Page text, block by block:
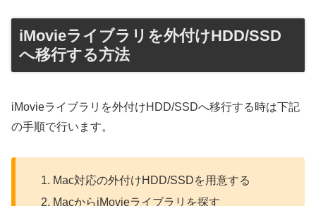
iMovieライブラリを外付けHDD/SSD
へ移行する方法
iMovieライブラリを外付けHDD/SSDへ移行する時は下記
の手順で行います。
Mac対応の外付けHDD/SSDを用意する
MacからiMovieライブラリを探す